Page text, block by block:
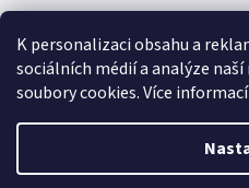
K personalizaci obsahu a
sociálních médií a analýze
soubory cookies. Více informací